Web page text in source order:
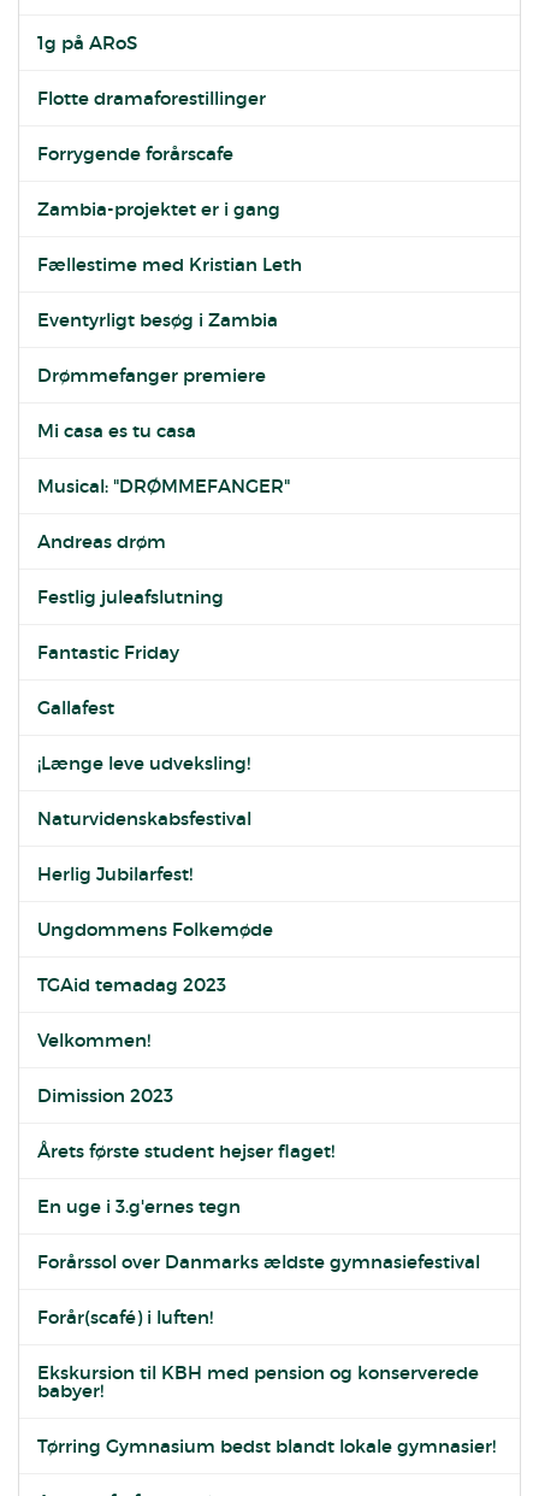
1g på ARoS
Flotte dramaforestillinger
Forrygende forårscafe
Zambia-projektet er i gang
Fællestime med Kristian Leth
Eventyrligt besøg i Zambia
Drømmefanger premiere
Mi casa es tu casa
Musical: "DRØMMEFANGER"
Andreas drøm
Festlig juleafslutning
Fantastic Friday
Gallafest
¡Længe leve udveksling!
Naturvidenskabsfestival
Herlig Jubilarfest!
Ungdommens Folkemøde
TGAid temadag 2023
Velkommen!
Dimission 2023
Årets første student hejser flaget!
En uge i 3.g'ernes tegn
Forårssol over Danmarks ældste gymnasiefestival
Forår(scafé) i luften!
Ekskursion til KBH med pension og konserverede
babyer!
Tørring Gymnasium bedst blandt lokale gymnasier!